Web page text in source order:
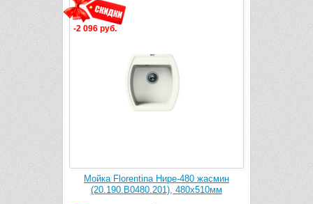
-2 096 руб.
Мойка Florentina Нире-480 жасмин
(20.190.B0480.201), 480х510мм